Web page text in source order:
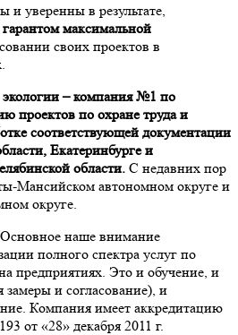
уверенны в результате,
максимальной
своих проектов в
– компания №1 по
проектов по охране труда и
соответствующей документации
Екатеринбурге и
области. С недавних пор
Мансийском автономном округе и
округе.
наше внимание
полного спектра услуг по
предприятиях. Это и обучение, и
и согласование), и
Компания имеет аккредитацию
от «28» декабря 2011 г.